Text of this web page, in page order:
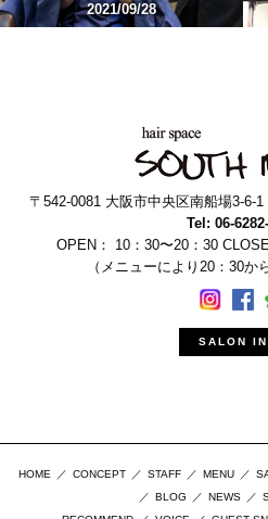
2021/09/28
〒542-0081 大阪市中央区南船場3-6-
Tel: 06-
OPEN： 10：30〜20：30
（メニューにより20：30か
SALON
HOME CONCEPT STAFF MENU
BLOG
NEWS